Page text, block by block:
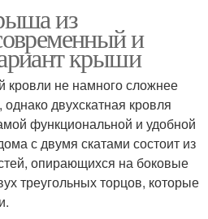
из
и
крыши
кровли не намного сложнее
двухскатная кровля
функциональной и удобной
с двумя скатами состоит из
опирающихся на боковые
треугольных торцов, которые